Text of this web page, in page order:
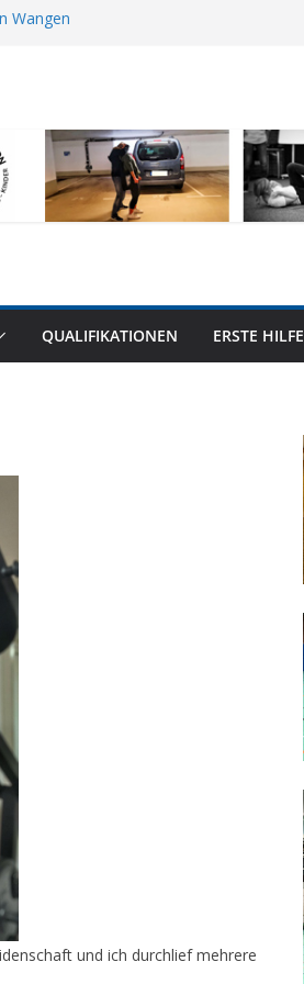
Wangen
anmelden
QUALIFIKATIONEN ERSTE HILFE
und ich durchlief mehrere